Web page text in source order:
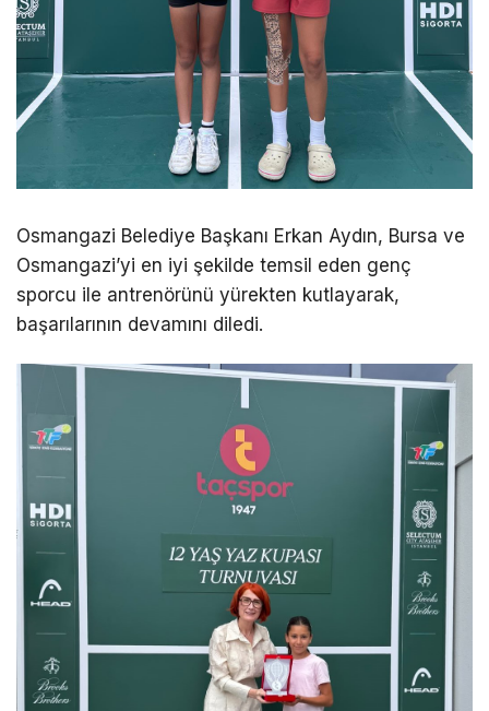
Osmangazi Belediye Başkanı Erkan Aydın, Bursa ve
Osmangazi’yi en iyi şekilde temsil eden genç
sporcu ile antrenörünü yürekten kutlayarak,
başarılarının devamını diledi.